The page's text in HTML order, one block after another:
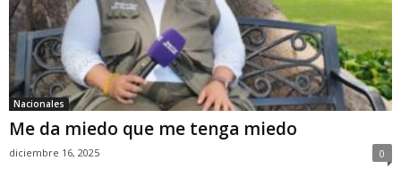
Nacionales
Me da miedo que me tenga miedo
diciembre 16, 2025 0